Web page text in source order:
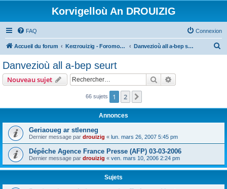
Korvigelloù An DROUIZIG
FAQ Connexion
Accueil du forum Kerzrouizig - Foromoù An Drouizig Danvezioù all a-bep seurt
e
Danvezioù all a-bep seurt
Nouveau sujet Rechercher
66 sujets 1 2
Annonces
Geriaoueg ar stlenneg
Dernier message par drouizig « lun. mars 26, 2007 5:45 pm
Dépêche Agence France Presse (AFP) 03-03-2006
Dernier message par drouizig « ven. mars 10, 2006 2:24 pm
Sujets